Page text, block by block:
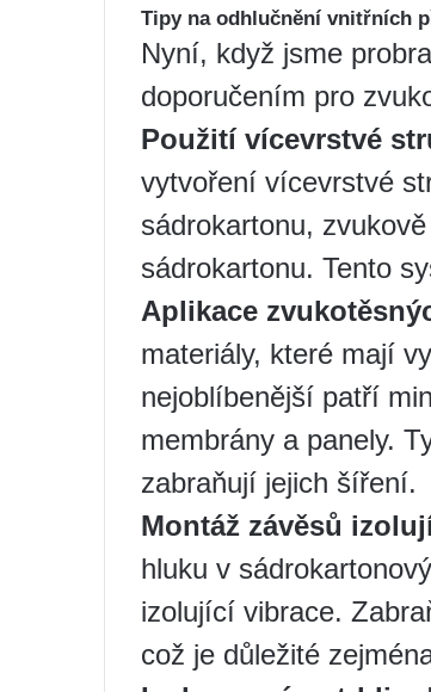
Tipy na odhlučnění vnitřních
Nyní, když jsme
doporučením pro
Použití vícevrstvé
vytvoření vícevrstvé
sádrokartonu,
sádrokartonu. Tento
Aplikace
materiály, které mají
nejoblíbenější patří
membrány a panely.
zabraňují jejich šíření.
Montáž závěsů
hluku v
izolující vibrace.
což je důležité